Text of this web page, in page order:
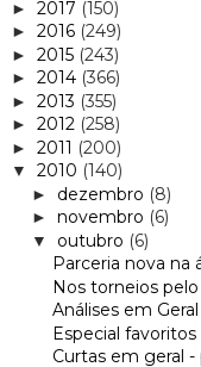
► 2017 (150)
► 2016 (249)
► 2015 (243)
► 2014 (366)
► 2013 (355)
► 2012 (258)
► 2011 (200)
▼ 2010 (140)
► dezembro (8)
► novembro (6)
▼ outubro (6)
Parceria nova na
Nos torneios
Análises em
Especial
Curtas em geral